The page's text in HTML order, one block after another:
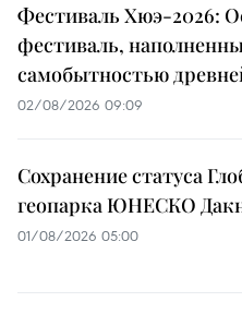
Фестиваль Хюэ-2026:
фестиваль,
самобытностью
02/08/2026 09:09
Сохранение статуса
геопарка ЮНЕСКО
01/08/2026 05:00